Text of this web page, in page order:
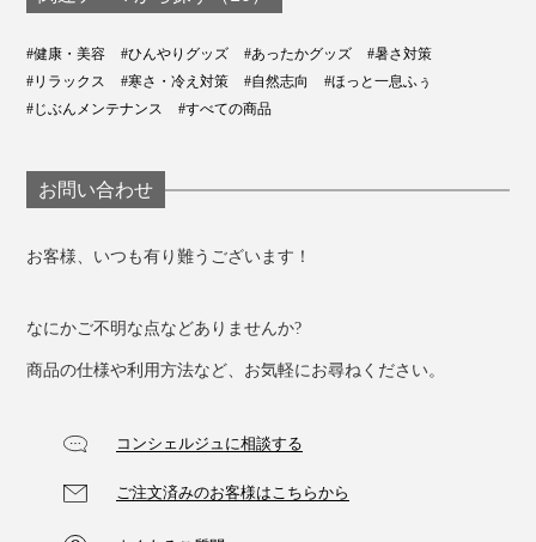
さりげなくさくらんぼの刺繍が施されているカバー生地
は、オーガニックコットン素材。
オーガニック・テキスタイルの 世界基準である「GOTS
(Global Organic Textile Standard)」の認証を取得したや
#健康・美容 #ひんやりグッズ #あったかグッズ
#暑さ対策
#リラックス
#寒さ・冷え対策 #自然志向
#ほっと一息ふぅ
#じぶんメンテナンス
#すべての商品
お問い合わせ
お客様、いつも有り難うございます！
なにかご不明な点などありませんか?
商品の仕様や利用方法など、お気軽にお尋ねください。
コンシェルジュに相談する
ご注文済みのお客様はこちらから